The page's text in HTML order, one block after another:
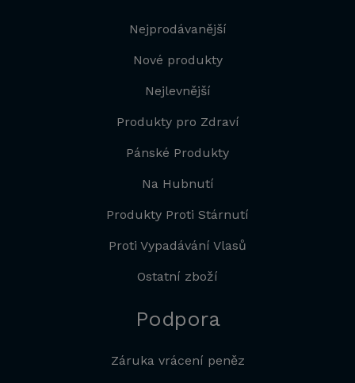
Nejprodávanější
Nové produkty
Nejlevnější
Produkty pro Zdraví
Pánské Produkty
Na Hubnutí
Produkty Proti Stárnutí
Proti Vypadávání Vlasů
Ostatní zboží
Podpora
Záruka vrácení peněz